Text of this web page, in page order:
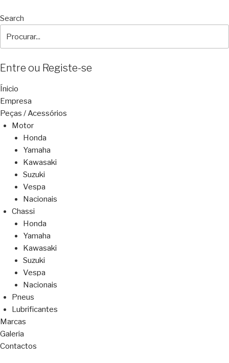
Search
Entre ou Registe-se
Ínicio
Empresa
Peças / Acessórios
Motor
Honda
Yamaha
Kawasaki
Suzuki
Vespa
Nacionais
Chassi
Honda
Yamaha
Kawasaki
Suzuki
Vespa
Nacionais
Pneus
Lubrificantes
Marcas
Galeria
Contactos